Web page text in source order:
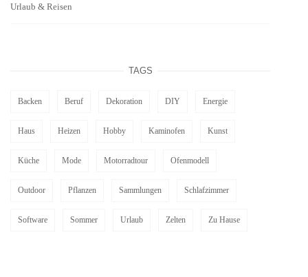
Urlaub & Reisen
TAGS
Backen Beruf Dekoration DIY Energie
Haus Heizen Hobby Kaminofen Kunst
Küche Mode Motorradtour Ofenmodell
Outdoor Pflanzen Sammlungen Schlafzimmer
Software Sommer Urlaub Zelten Zu Hause